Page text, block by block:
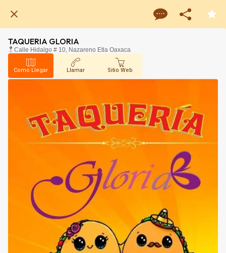
TAQUERIA GLORIA
Calle Hidalgo # 10, Nazareno Etla Oaxaca
Como Llegar Llamar Sitio Web